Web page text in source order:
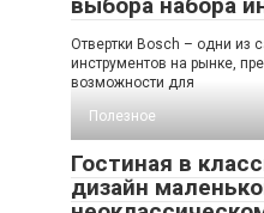
Отвертки Bosch – одни из
инструментов на рынке,
возможности для
Полезное
Гостиная в
дизайн